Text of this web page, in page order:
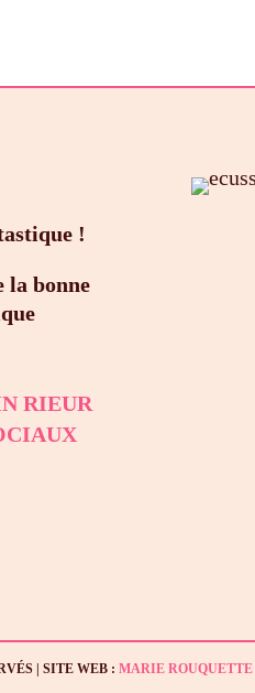
!
la bonne
RIEUR
| SITE WEB : MARIE ROUQUETTE